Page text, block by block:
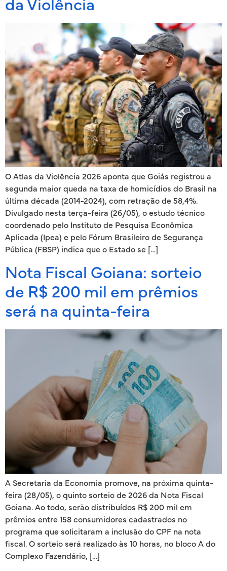
da Violência
O Atlas da Violência 2026 aponta que Goiás registrou a
segunda maior queda na taxa de homicídios do Brasil na
última década (2014-2024), com retração de 58,4%.
Divulgado nesta terça-feira (26/05), o estudo técnico
coordenado pelo Instituto de Pesquisa Econômica
Aplicada (Ipea) e pelo Fórum Brasileiro de Segurança
Pública (FBSP) indica que o Estado se […]
Nota Fiscal Goiana: sorteio
de R$ 200 mil em prêmios
será na quinta-feira
A Secretaria da Economia promove, na próxima quinta-
feira (28/05), o quinto sorteio de 2026 da Nota Fiscal
Goiana. Ao todo, serão distribuídos R$ 200 mil em
prêmios entre 158 consumidores cadastrados no
programa que solicitaram a inclusão do CPF na nota
fiscal. O sorteio será realizado às 10 horas, no bloco A do
Complexo Fazendário, […]